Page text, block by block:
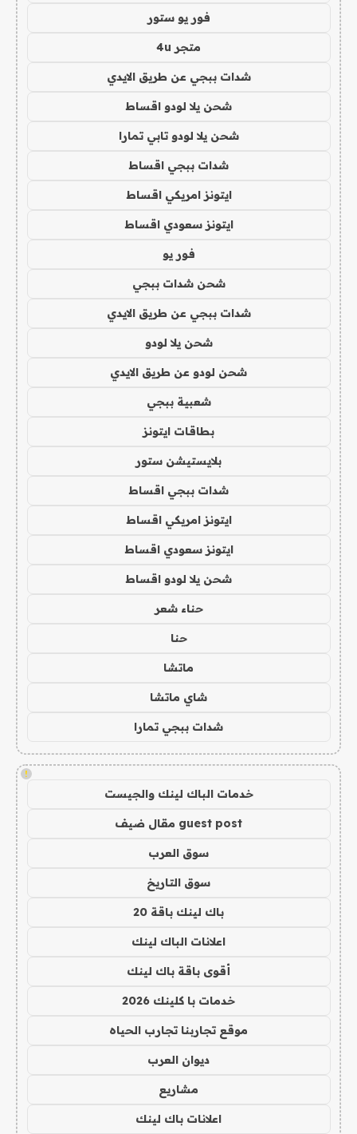
فور يو ستور
متجر 4u
شدات ببجي عن طريق الايدي
شحن يلا لودو اقساط
شحن يلا لودو تابي تمارا
شدات ببجي اقساط
ايتونز امريكي اقساط
ايتونز سعودي اقساط
فور يو
شحن شدات ببجي
شدات ببجي عن طريق الايدي
شحن يلا لودو
شحن لودو عن طريق الايدي
شعبية ببجي
بطاقات ايتونز
بلايستيشن ستور
شدات ببجي اقساط
ايتونز امريكي اقساط
ايتونز سعودي اقساط
شحن يلا لودو اقساط
حناء شعر
حنا
ماتشا
شاي ماتشا
شدات ببجي تمارا
!
خدمات الباك لينك والجيست
guest post مقال ضيف
سوق العرب
سوق التاريخ
باك لينك باقة 20
اعلانات الباك لينك
أقوى باقة باك لينك
خدمات با كلينك 2026
موقع تجاربنا تجارب الحياه
ديوان العرب
مشاريع
اعلانات باك لينك